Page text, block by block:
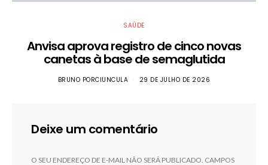
SAÚDE
Anvisa aprova registro de cinco novas
canetas à base de semaglutida
BRUNO PORCIUNCULA 29 DE JULHO DE 2026
Deixe um comentário
O SEU ENDEREÇO DE E-MAIL NÃO SERÁ PUBLICADO. CAMPOS